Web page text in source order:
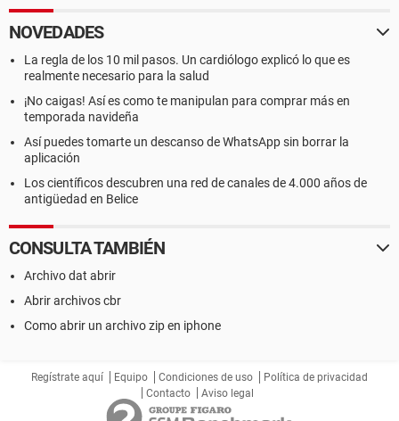
NOVEDADES
La regla de los 10 mil pasos. Un cardiólogo explicó lo que es
realmente necesario para la salud
¡No caigas! Así es como te manipulan para comprar más en
temporada navideña
Así puedes tomarte un descanso de WhatsApp sin borrar la
aplicación
Los científicos descubren una red de canales de 4.000 años de
antigüedad en Belice
CONSULTA TAMBIÉN
Archivo dat abrir
Abrir archivos cbr
Como abrir un archivo zip en iphone
Regístrate aquí Equipo Condiciones de uso
Política de privacidad
Contacto
Aviso legal